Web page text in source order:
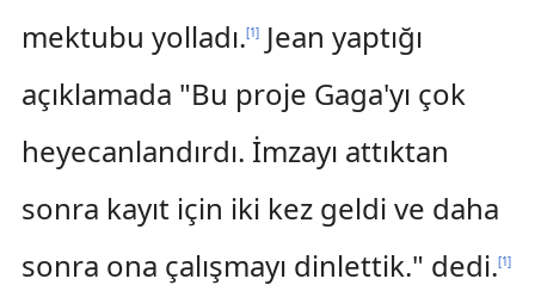
mektubu yolladı.[1]Jean yaptığı
açıklamada "Bu proje Gaga'yı çok
heyecanlandırdı. İmzayı attıktan
sonra kayıt için iki kez geldi ve daha
sonra ona çalışmayı dinlettik." dedi.[1]